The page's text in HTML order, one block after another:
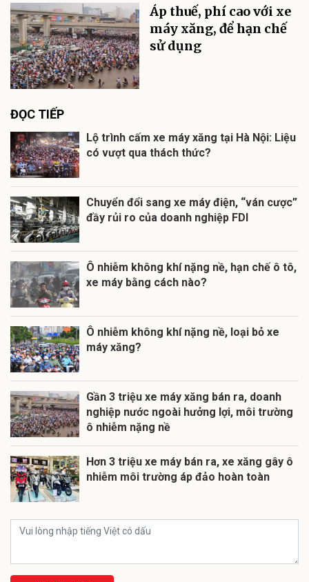
Áp thuế, phí cao với xe
máy xăng, để hạn chế
sử dụng
ĐỌC TIẾP
Lộ trình cấm xe máy xăng tại Hà Nội: Liệu
có vượt qua thách thức?
Chuyển đổi sang xe máy điện, “ván cược”
đầy rủi ro của doanh nghiệp FDI
Ô nhiễm không khí nặng nề, hạn chế ô tô,
xe máy bằng cách nào?
Ô nhiễm không khí nặng nề, loại bỏ xe
máy xăng?
Gần 3 triệu xe máy xăng bán ra, doanh
nghiệp nước ngoài hưởng lợi, môi trường
ô nhiễm nặng nề
Hơn 3 triệu xe máy bán ra, xe xăng gây ô
nhiễm môi trường áp đảo hoàn toàn